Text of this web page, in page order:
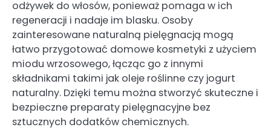
odżywek do włosów, ponieważ pomaga w ich
regeneracji i nadaje im blasku. Osoby
zainteresowane naturalną pielęgnacją mogą
łatwo przygotować domowe kosmetyki z użyciem
miodu wrzosowego, łącząc go z innymi
składnikami takimi jak oleje roślinne czy jogurt
naturalny. Dzięki temu można stworzyć skuteczne i
bezpieczne preparaty pielęgnacyjne bez
sztucznych dodatków chemicznych.